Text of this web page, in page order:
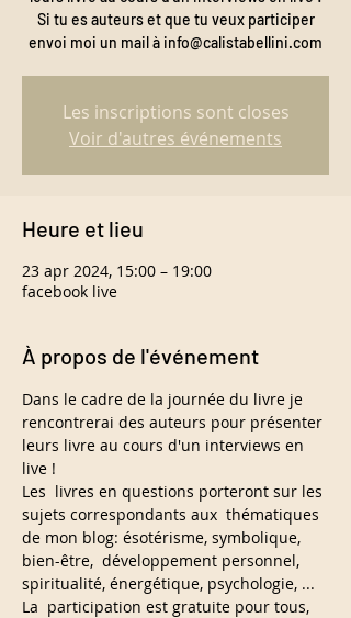
Si tu es auteurs et que tu veux participer
envoi moi un mail à info@calistabellini.com
Les inscriptions sont closes
Voir d'autres événements
Heure et lieu
23 apr 2024, 15:00 – 19:00
facebook live
À propos de l'événement
Dans le cadre de la journée du livre je
rencontrerai des auteurs pour présenter
leurs livre au cours d'un interviews en
live !
Les  livres en questions porteront sur les
sujets correspondants aux  thématiques
de mon blog: ésotérisme, symbolique,
bien-être,  développement personnel,
spiritualité, énergétique, psychologie, ...
La  participation est gratuite pour tous,